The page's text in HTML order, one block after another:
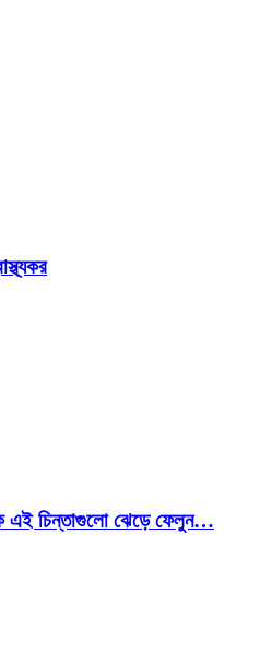
এই চিন্তাগুলো ঝেড়ে ফেলুন…